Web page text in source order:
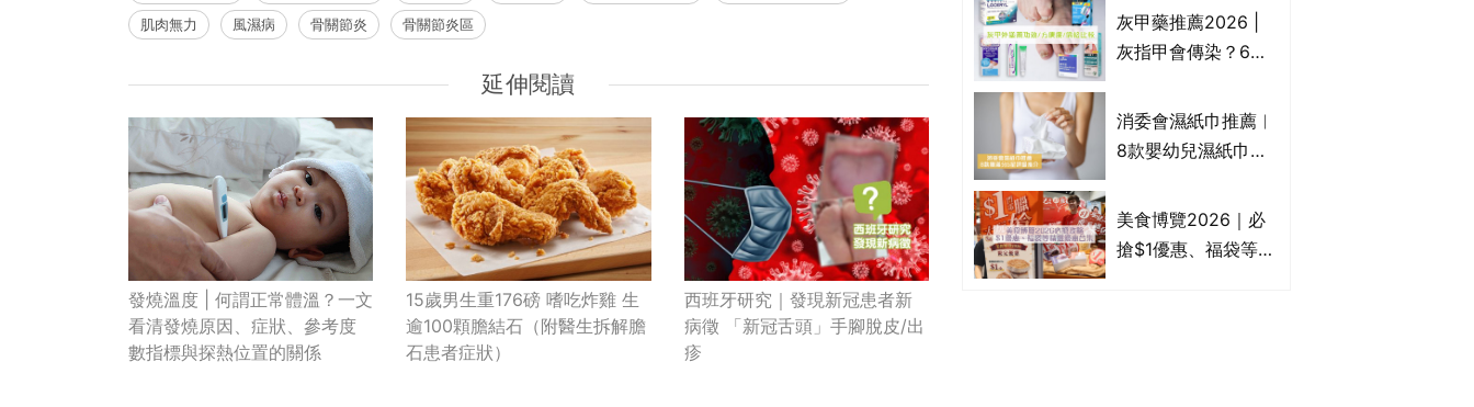
肌肉無力
風濕病 骨關節炎 骨關節炎區
延伸閱讀
發燒溫度 | 何謂正常體溫？一文
看清發燒原因、症狀、參考度
數指標與探熱位置的關係
15歲男生重176磅 嗜吃炸雞 生
逾100顆膽結石（附醫生拆解膽
石患者症狀）
西班牙研究｜發現新冠患者新
病徵 「新冠舌頭」手腳脫皮/出
疹
ARMANI、Marks &
Spencer、CHANEL
灰甲藥推薦2026 |
灰指甲會傳染？6款
膏/抗甲癬油劑的功
效/價格比較：羅霉
消委會濕紙巾推薦︱
8款嬰幼兒濕紙巾獲
屈臣氏watsons、強
生Johnson's等｜測
美食博覽2026｜必
搶$1優惠、福袋等精